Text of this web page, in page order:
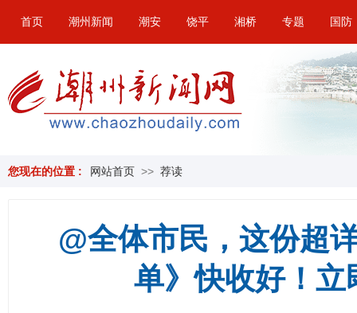
首页 潮州新闻 潮安 饶平 湘桥 专题 国防
您现在的位置 : 网站首页 >> 荐读
@全体市民，这份超
单》快收好！